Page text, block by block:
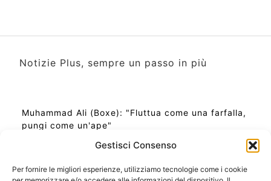
Gestisci Consenso
Per fornire le migliori esperienze, utilizziamo tecnologie come i cookie
Notizie Plus, sempre un passo in più
Muhammad Ali (Boxe): "Fluttua come una farfalla,
pungi come un'ape"